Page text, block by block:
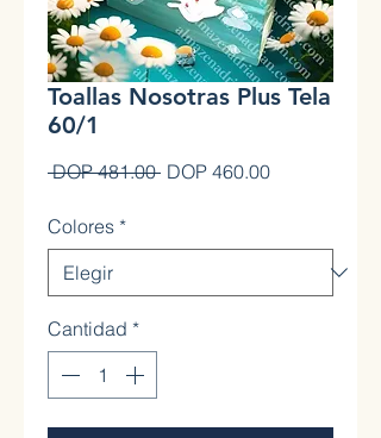
Toallas Nosotras Plus Tela
60/1
DOP 481.00 Precio
DOP 460.00Precio de
Colores *
Cantidad *